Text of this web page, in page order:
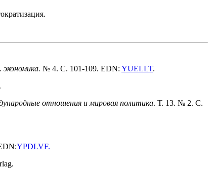
№ 4. С. 101-109. EDN: YUELLT.
отношения и мировая политика. Т. 13. № 2. С.
YPDLVF.